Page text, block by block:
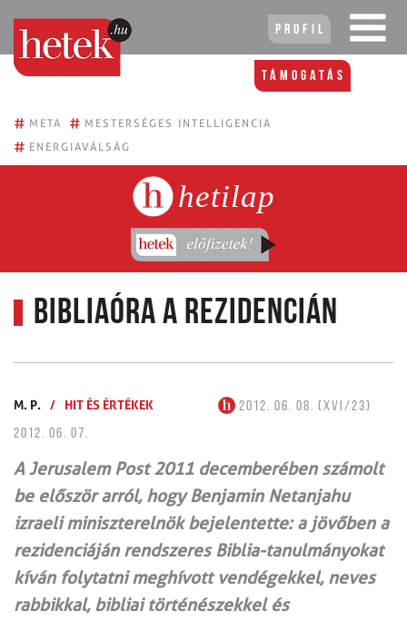
Profil
Támogatás
# META # MESTERSÉGES INTELLIGENCIA
# ENERGIAVÁLSÁG
hetilap
Bibliaóra a rezidencián
M. P. / HIT ÉS ÉRTÉKEK
2012. 06. 08. (XVI/23)
2012. 06. 07.
A Jerusalem Post 2011 decemberében számolt
be először arról, hogy Benjamin Netanjahu
izraeli miniszterelnök bejelentette: a jövőben a
rezidenciáján rendszeres Biblia-tanulmányokat
kíván folytatni meghívott vendégekkel, neves
rabbikkal, bibliai történészekkel és